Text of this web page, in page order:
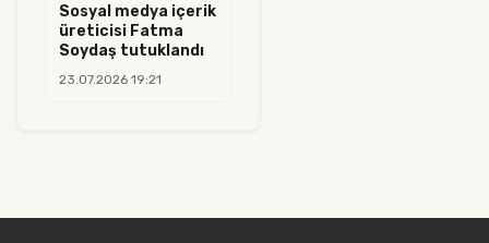
Sosyal medya içerik
üreticisi Fatma
Soydaş tutuklandı
23.07.2026 19:21